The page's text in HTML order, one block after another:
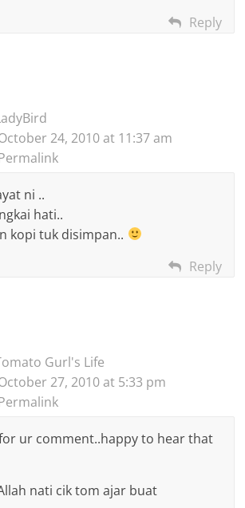
Reply
24, 2010 at 11:37 am
ni ..
hati..
kopi tuk disimpan..
Reply
Gurl's Life
27, 2010 at 5:33 pm
ur comment..happy to hear that
nati cik tom ajar buat